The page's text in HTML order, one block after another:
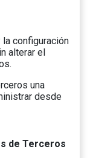
configuración
alterar el
una
desde
de Terceros